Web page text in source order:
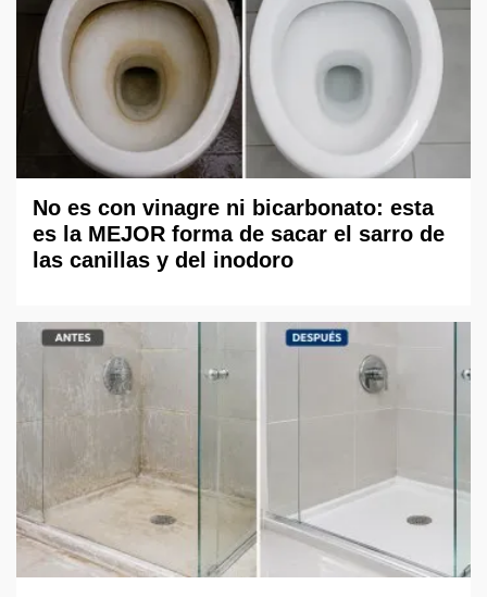
No es con vinagre ni bicarbonato: esta
es la MEJOR forma de sacar el sarro de
las canillas y del inodoro